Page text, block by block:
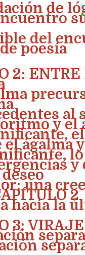
de
del
poesía
2:
y el
el ágalma
una
2
hacia la
3: